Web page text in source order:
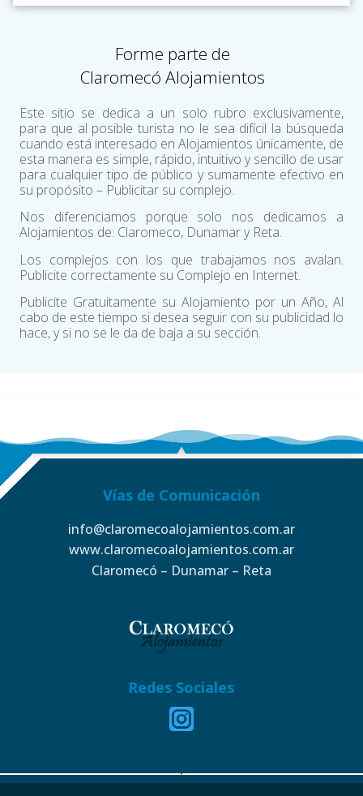
Forme parte de
Claromecó Alojamientos
Este sitio se dedica a un solo rubro exclusivamente,
para que al posible turista no le sea difícil la búsqueda
cuando está interesado en Alojamientos únicamente, de
esta manera es simple, rápido, intuitivo y sencillo de usar
para cualquier tipo de público y sumamente efectivo en
su propósito – Publicitar su complejo.
Nos diferenciamos porque solo nos dedicamos a
Alojamientos de: Claromeco, Dunamar y Reta.
Los complejos con los que trabajamos nos avalan.
Publicite correctamente su Complejo en Internet.
Publicite Gratuitamente su Alojamiento por un Año, Al
cabo de este tiempo si desea seguir con su publicidad lo
hace, y si no se le da de baja a su sección.
Vías de Comunicación
info@claromecoalojamientos.com.ar
www.claromecoalojamientos.com.ar
Claromecó – Dunamar – Reta
Redes Sociales